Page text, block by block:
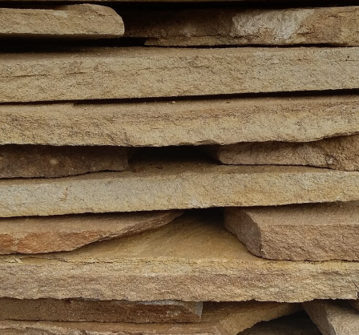
Введите ваше имя
Введите ваш email
Введите ваш номер
Отправить заявку